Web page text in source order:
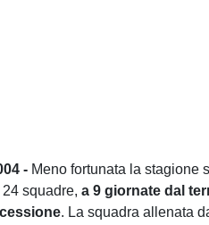
- Meno fortunata la stagione
24 squadre,a 9 giornate dal
. La squadra allenata